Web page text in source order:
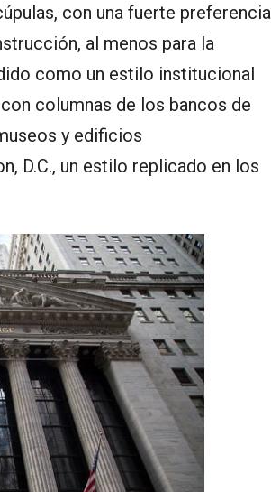
con una fuerte preferencia
al menos para la
como un estilo institucional
columnas de los bancos de
y edificios
D.C., un estilo replicado en los